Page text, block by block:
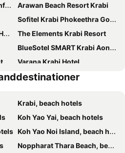
Arawan Beach Resort Krabi
Sofitel Krabi Phokeethra Golf & Spa Resort
The Elements Krabi Resort
BlueSotel SMART Krabi Aonang Beach - Adults only
Varana Krabi Hotel
Aonang Orchid Resort
Kokotel Krabi Ao Nang
Kokotel Krabi Oasis
The Haleeva Aonang
Krabi Klong Muang Bay Resort
Krabi, beach hotels
Koh Yao Yai, beach hotels
Koh Yao Noi Island, beach hotels
Noppharat Thara Beach, beach hotels